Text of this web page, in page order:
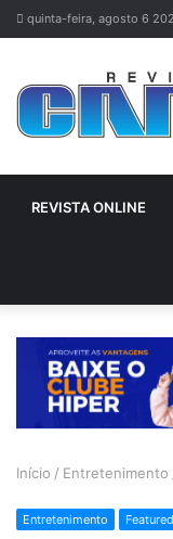
quinta-feira, agosto 6
REVISTA ONLINE
Início / Entretenimento
Entretenimento Featured